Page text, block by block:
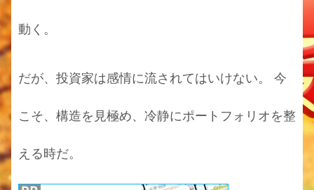
動く。
だが、投資家は感情に流されてはいけない。 今
こそ、構造を見極め、冷静にポートフォリオを整
える時だ。